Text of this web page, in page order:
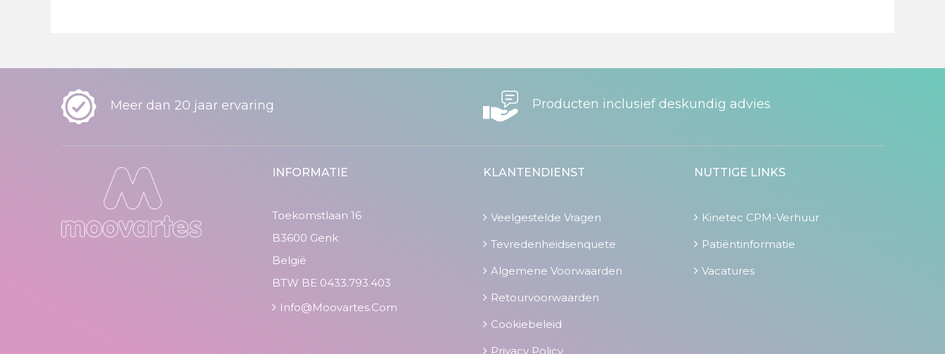
Meer dan 20 jaar ervaring Producten inclusief deskundig advies
INFORMATIE
Toekomstlaan 16
B3600 Genk
België
BTW BE 0433.793.403
Info@moovartes.com
KLANTENDIENST
Veelgestelde Vragen
Tevredenheidsenquete
Algemene Voorwaarden
Retourvoorwaarden
Cookiebeleid
Privacy Policy
NUTTIGE LINKS
Kinetec CPM-Verhuur
Patiëntinformatie
Vacatures